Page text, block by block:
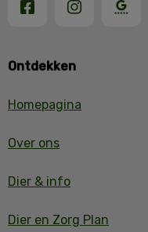
Ontdekken
Homepagina
Over ons
Dier & info
Dier en Zorg Plan